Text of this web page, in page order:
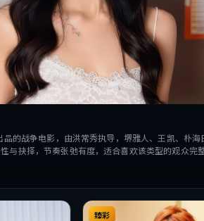
的战争电影，由洪常秀执导，堺雅人、王凯、朴海
与抉择，节奏张弛有度，适合喜欢该类型的观众完整
臻彩